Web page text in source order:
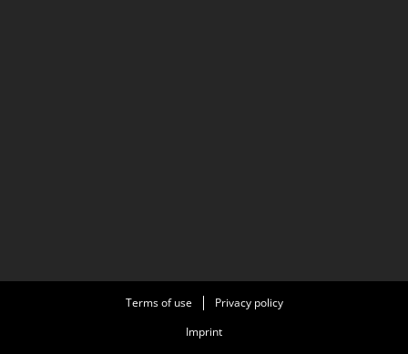
Terms of use
Privacy policy
Imprint